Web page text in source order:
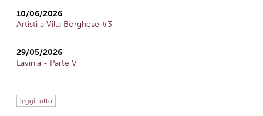
10/06/2026
Artisti a Villa Borghese #3
29/05/2026
Lavinia - Parte V
leggi tutto